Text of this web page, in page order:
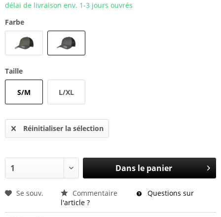
délai de livraison env. 1-3 jours ouvrés
Farbe
Taille
S/M L/XL
Réinitialiser la sélection
Dans le panier
Se souv. Commentaire
Questions sur
l'article ?